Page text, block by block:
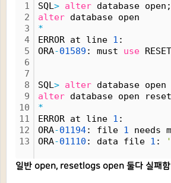
1
2
3
4
5
6
7
8
9
10
11
12
13
SQL> alter database open;
alter database open
*
ERROR at line 1 :
ORA-01589 : must use
SQL> alter database
alter database open
*
ERROR at line 1 :
ORA-01194: file 1 needs
ORA-01110 : data file 1 :
일반 open, resetlogs open 둘다 실패함